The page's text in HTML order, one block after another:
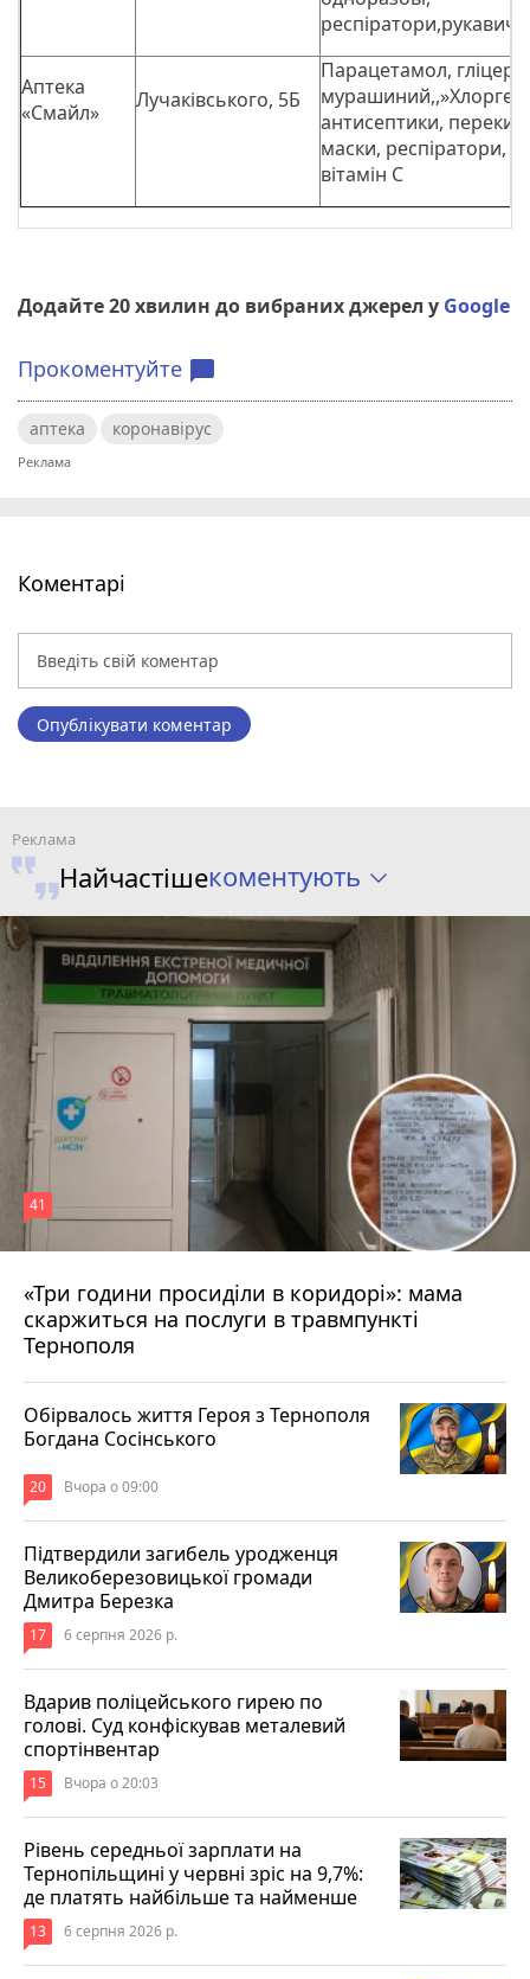
Аптека
«Смайл»
Лучаківського, 5Б
Парацетамол,
антисептики,
маски, респіратори,
вітамін С
Додайте 20 хвилин до вибраних джерел у Google
Прокоментуйте chat_bubble
аптека коронавірус
Коментарі
Опублікувати коментар
Найчастішекоментують
«Три години просиділи в коридорі»: мама
скаржиться на послуги в травмпункті
Тернополя
41
Вчора о 13:05
Обірвалось життя Героя з Тернополя
Богдана Сосінського
20 Вчора о 09:00
Підтвердили загибель уродженця
Великоберезовицької громади
Дмитра Березка
17 6 серпня 2026 р.
Вдарив поліцейського гирею по
голові. Суд конфіскував металевий
спортінвентар
15 Вчора о 20:03
Рівень середньої зарплати на
Тернопільщині у червні зріс на 9,7%:
де платять найбільше та найменше
13 6 серпня 2026 р.